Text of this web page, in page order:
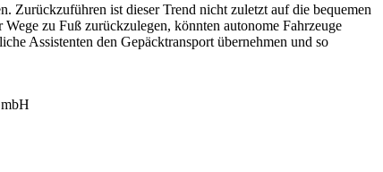
Zurückzuführen ist dieser Trend nicht zuletzt auf die bequemen
zu Fuß zurückzulegen, könnten autonome Fahrzeuge
Assistenten den Gepäcktransport übernehmen und so